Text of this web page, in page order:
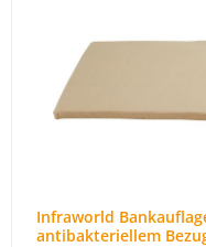
Infraworld
antibakteriellem